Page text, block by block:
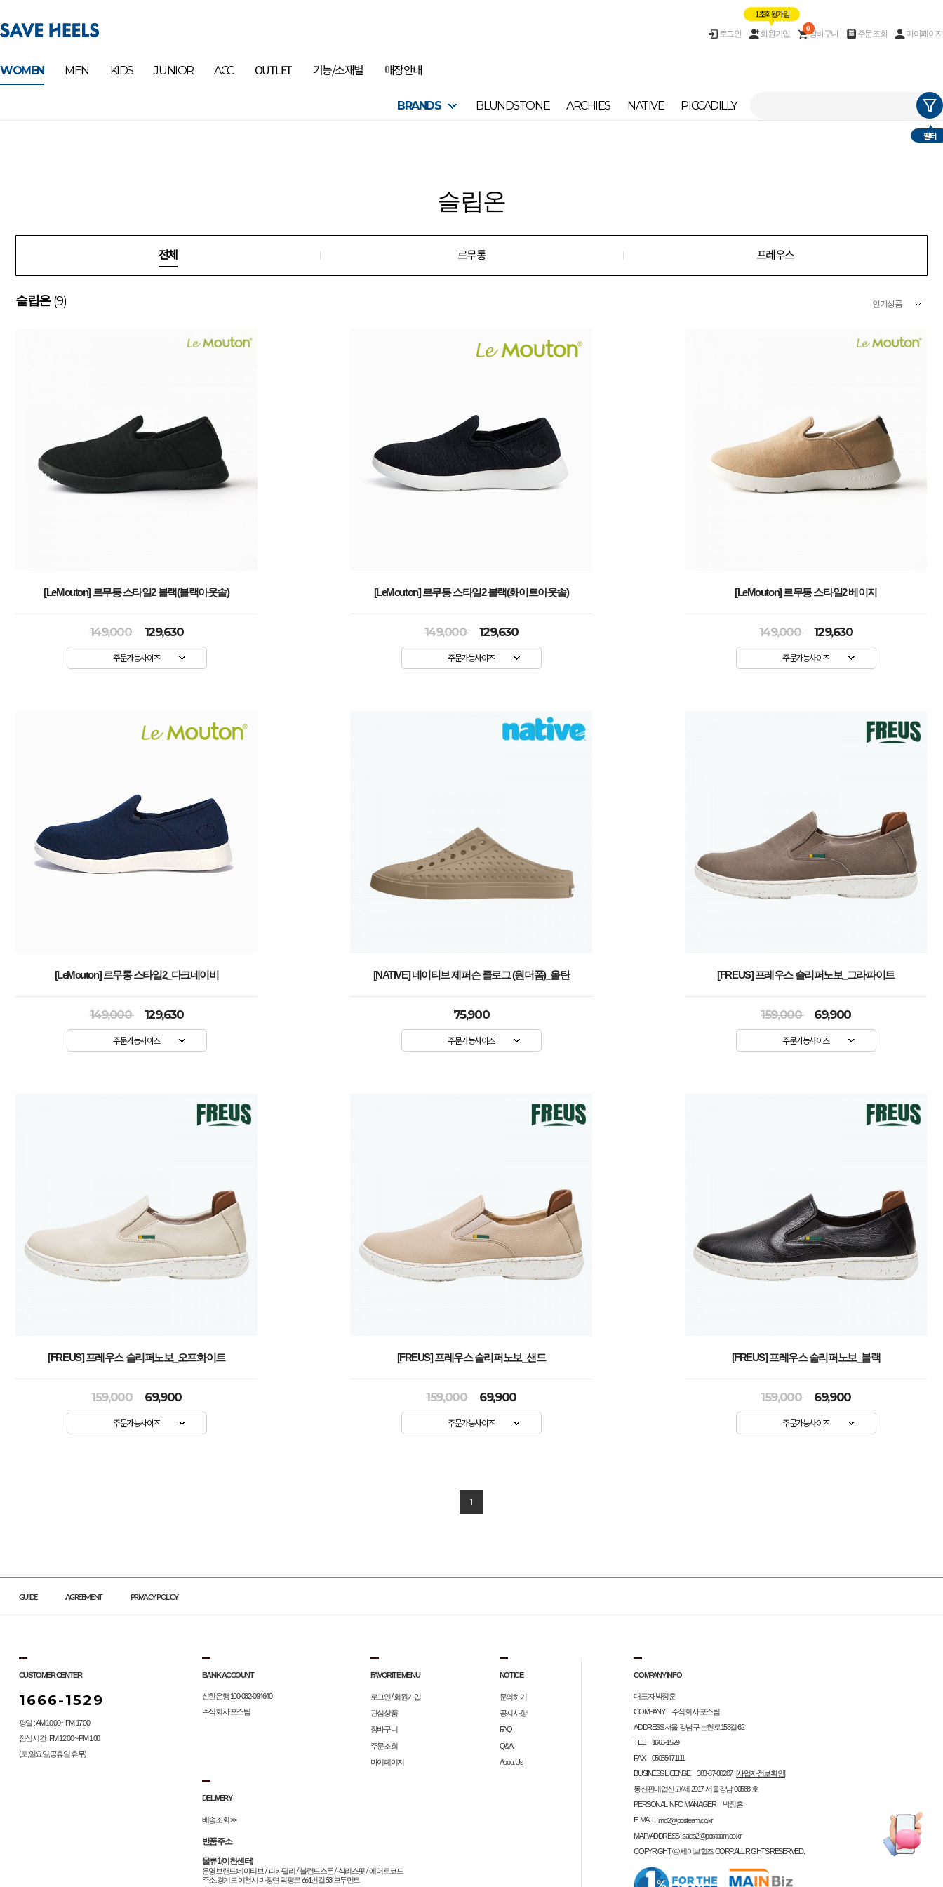
로그인 회원가입
1초 회원가입
장바구니
0
주문조회 마이페이지
WOMEN MEN KIDS JUNIOR ACC OUTLET 기능/소재별 매장안내
BRANDS BLUNDSTONE ARCHIES NATIVE PICCADILLY
필터
슬립온
전체 르무통 프레우스
슬립온 (9)
[LeMouton] 르무통 스타일2 블랙(블랙아웃솔)
149,000 129,630
주문가능사이즈
[LeMouton] 르무통 스타일2 블랙(화이트아웃솔)
149,000 129,630
주문가능사이즈
[LeMouton] 르무통 스타일2 베이지
149,000 129,630
주문가능사이즈
[LeMouton] 르무통 스타일2_다크네이비
149,000 129,630
주문가능사이즈
[NATIVE] 네이티브 제퍼슨 클로그 (원더폼)_올탄
75,900
주문가능사이즈
[FREUS] 프레우스 슬리퍼노보_그라파이트
159,000 69,900
주문가능사이즈
[FREUS] 프레우스 슬리퍼노보_오프화이트
159,000 69,900
주문가능사이즈
[FREUS] 프레우스 슬리퍼노보_샌드
159,000 69,900
주문가능사이즈
[FREUS] 프레우스 슬리퍼노보_블랙
159,000 69,900
주문가능사이즈
1
GUIDE AGREEMENT PRIVACY POLICY
CUSTOMER CENTER
1666-1529
평일 : AM 10:00 ~ PM 17:00
점심시간 : PM 12:00 ~ PM 1:00
(토,일요일,공휴일 휴무)
BANK ACCOUNT
신한은행 100-032-094640
주식회사 포스팀
DELIVERY
배송조회 >>
반품주소
물류1(이천센터)
운영브랜드:네이티브 / 피카딜리 / 블런드스톤 / 삭리스핏 / 에어로코드
주소:경기도 이천시 마장면 덕평로 661번길 53 모두먼트
FAVORITE MENU
로그인 /회원가입
관심상품
장바구니
주문조회
마이페이지
NOTICE
문의하기
공지사항
FAQ
Q&A
About Us
COMPANY INFO
대표자 박정훈
COMPANY 주식회사 포스팀
ADDRESS 서울 강남구 논현로153길 62
TEL 1666-1529
FAX 05055471111
BUSINESS LICENSE 383-87-00207 [사업자정보확인]
통신판매업신고/ 제 2017-서울강남-00588 호
PERSONAL INFO MANAGER 박정훈
E-MALL :md2@posteam.co.kr
MAP / ADDRESS : sales2@posteam.co.kr
COPYRIGHT ⓒ 세이브힐즈 CORP. ALL RIGHTS RESERVED.